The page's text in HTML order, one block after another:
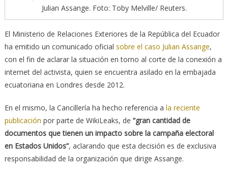
Julian Assange. Foto: Toby Melville/ Reuters.
El Ministerio de Relaciones Exteriores de la República del Ecuador
ha emitido un comunicado oficial sobre el caso Julian Assange,
con el fin de aclarar la situación en torno al corte de la conexión a
internet del activista, quien se encuentra asilado en la embajada
ecuatoriana en Londres desde 2012.
En el mismo, la Cancillería ha hecho referencia a la reciente
publicación por parte de WikiLeaks, de “gran cantidad de
documentos que tienen un impacto sobre la campaña electoral
en Estados Unidos”, aclarando que esta decisión es de exclusiva
responsabilidad de la organización que dirige Assange.